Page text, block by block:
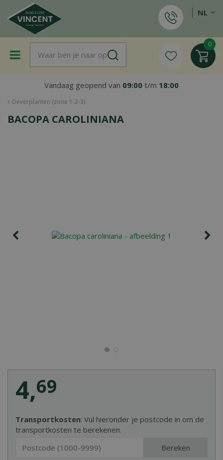
a
Oeverplanten (zone 1-2-3)
Vandaag geopend van 09:00 t/m 18:00
NL
BACOPA CAROLINIANA
Transportkosten: Vul hieronder je postcode in om de
transportkosten te berekenen.
Bereken
4,69